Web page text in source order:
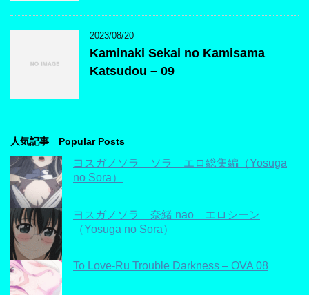
2023/08/20
Kaminaki Sekai no Kamisama
Katsudou – 09
人気記事 Popular Posts
ヨスガノソラ ソラ エロ総集編（Yosuga
no Sora）
ヨスガノソラ 奈緒 nao エロシーン
（Yosuga no Sora）
To Love-Ru Trouble Darkness – OVA 08